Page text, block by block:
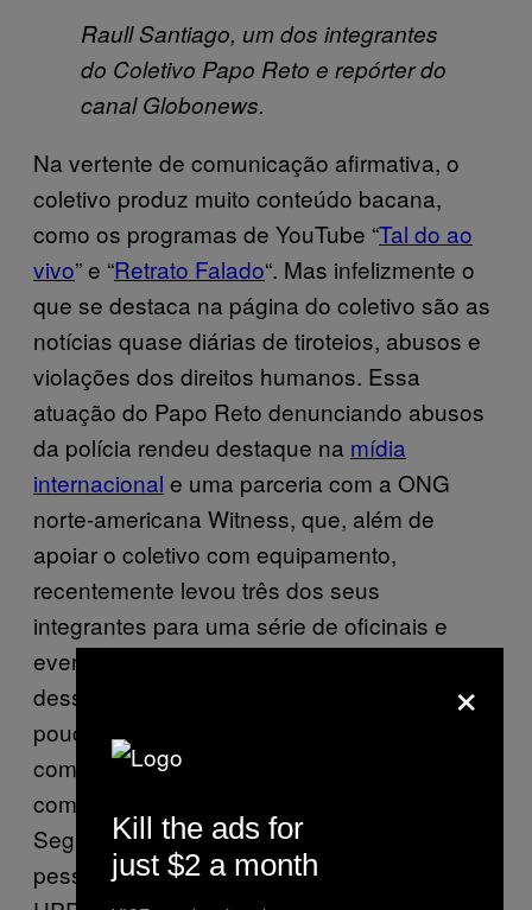
Raull Santiago, um dos integrantes
do Coletivo Papo Reto e repórter do
canal Globonews.
Na vertente de comunicação afirmativa, o
coletivo produz muito conteúdo bacana,
como os programas de YouTube “Tal do ao
vivo” e “Retrato Falado“. Mas infelizmente o
que se destaca na página do coletivo são as
notícias quase diárias de tiroteios, abusos e
violações dos direitos humanos. Essa
atuação do Papo Reto denunciando abusos
da polícia rendeu destaque na mídia
internacional e uma parceria com a ONG
norte-americana Witness, que, além de
apoiar o coletivo com equipamento,
recentemente levou três dos seus
integrantes para uma série de oficinais e
eventos em Nova York. Conversei com um
desses integrantes, o Raull Santiago – há
pouco mais de um ano, ele também trabalha
como repórter no canal Globonews –, sobre
como a ocupação transformou o Alemão.
Segundo ele (e também a maioria das
pessoas com quem conversei por lá), tanto a
×
Kill the ads for
just $2 a month